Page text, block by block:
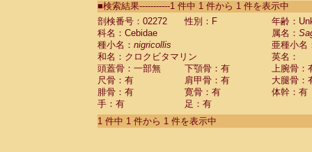
CebidaeSaguinus labiatus(0)
Cebidae Saguinus leucopus (0)
Cebidae
CebidaeSaguinus mystax
CebidaeSaguinus nigricollis (1)
Cebidae Saguinus oedipus
Cebidae Saguinus weddelli
Cebidae Saguinusspp.
Cebidae Aotus trivirgatus
Cebidae Cebus albifrons
■検索結果-----------1 件中 1 件から 1 件を表示中
剖検番号：02272
性別：F
年齢：
科名：Cebidae
属名：
種小名： nigricollis
亜種小名
和名：クロクビタマリン
英名：
頭蓋骨：一部無
下顎骨：有
上腕骨：
尺骨：有
肩甲骨：有
大腿骨：
腓骨：有
寛骨：有
体幹：有
手：有
足：有
1 件中 1 件から 1 件を表示中